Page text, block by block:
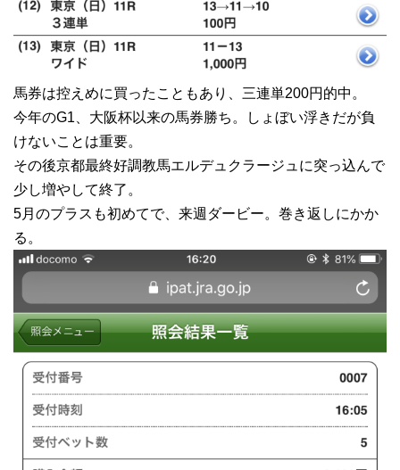
馬券は控えめに買ったこともあり、三連単200円的中。
今年のG1、大阪杯以来の馬券勝ち。しょぼい浮きだが負
けないことは重要。
その後京都最終好調教馬エルデュクラージュに突っ込んで
少し増やして終了。
5月のプラスも初めてで、来週ダービー。巻き返しにかか
る。